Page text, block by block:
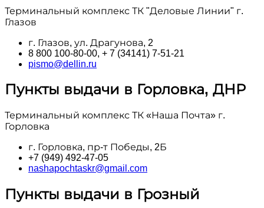
Терминальный комплекс ТК "Деловые Линии" г.
Глазов
г. Глазов, ул. Драгунова, 2
8 800 100‑80-00, + 7 (34141) 7-51-21
pismo@dellin.ru
Пункты выдачи в Горловка, ДНР
Терминальный комплекс ТК «Наша Почта» г.
Горловка
г. Горловка, пр-т Победы, 2Б
+7 (949) 492-47-05
nashapochtaskr@gmail.com
Пункты выдачи в Грозный